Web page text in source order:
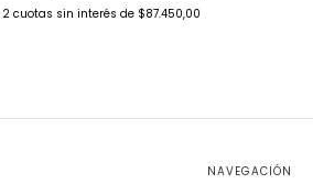
2 cuotas sin interés de $87.450,00
NAVEGACIÓN